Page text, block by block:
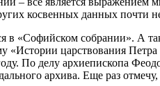
косвенных данных почти
в «Софийском собрании». А
царствования Петра
По делу архиепископа
архива. Еще раз